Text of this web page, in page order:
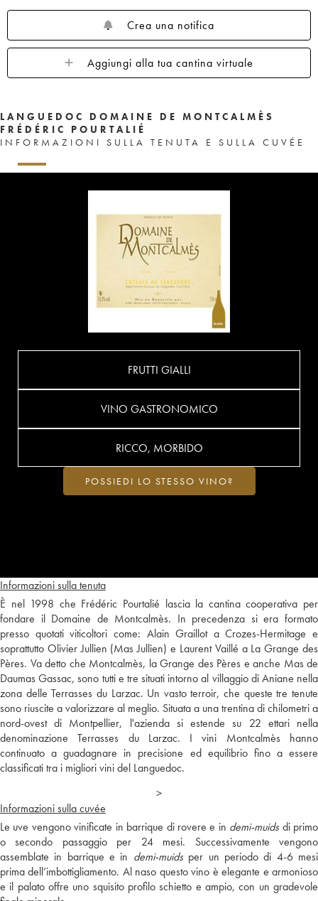
Crea una notifica
Aggiungi alla tua cantina virtuale
LANGUEDOC DOMAINE DE MONTCALMÈS
FRÉDÉRIC POURTALIÉ
INFORMAZIONI SULLA TENUTA E SULLA CUVÉE
Informazioni sulla tenuta
È nel 1998 che Frédéric Pourtalié lascia la cantina cooperativa per
fondare il Domaine de Montcalmès. In precedenza si era formato
presso quotati viticoltori come: Alain Graillot a Crozes-Hermitage e
soprattutto Olivier Jullien (Mas Jullien) e Laurent Vaillé a La Grange des
Pères. Va detto che Montcalmès, la Grange des Pères e anche Mas de
Daumas Gassac, sono tutti e tre situati intorno al villaggio di Aniane nella
zona delle Terrasses du Larzac. Un vasto terroir, che queste tre tenute
sono riuscite a valorizzare al meglio. Situata a una trentina di chilometri a
nord-ovest di Montpellier, l'azienda si estende su 22 ettari nella
denominazione Terrasses du Larzac. I vini Montcalmès hanno
continuato a guadagnare in precisione ed equilibrio fino a essere
classificati tra i migliori vini del Languedoc.
>
Informazioni sulla cuvée
Le uve vengono vinificate in barrique di rovere e in demi-muids di primo
o secondo passaggio per 24 mesi. Successivamente vengono
assemblate in barrique e in demi-muidsper un periodo di 4-6 mesi
prima dell’imbottigliamento. Al naso questo vino è elegante e armonioso
e il palato offre uno squisito profilo schietto e ampio, con un gradevole
FRUTTI GIALLI
VINO GASTRONOMICO
RICCO, MORBIDO
POSSIEDI LO STESSO VINO?